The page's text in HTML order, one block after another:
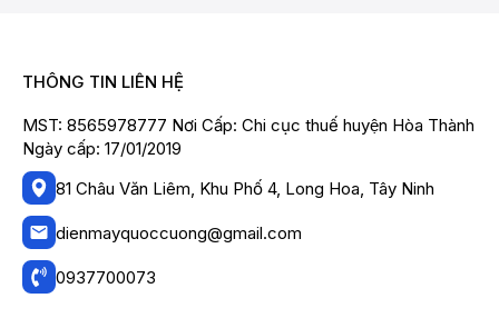
THÔNG TIN LIÊN HỆ
MST: 8565978777 Nơi Cấp: Chi cục thuế huyện Hòa Thành
Ngày cấp: 17/01/2019
81 Châu Văn Liêm, Khu Phố 4, Long Hoa, Tây Ninh
dienmayquoccuong@gmail.com
0937700073